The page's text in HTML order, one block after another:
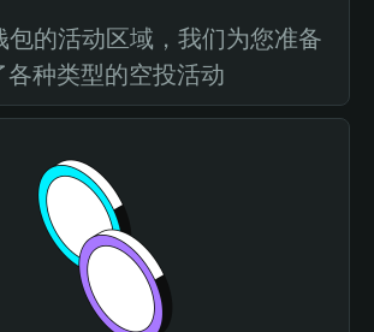
的活动区域，我们为您准备
各种类型的空投活动